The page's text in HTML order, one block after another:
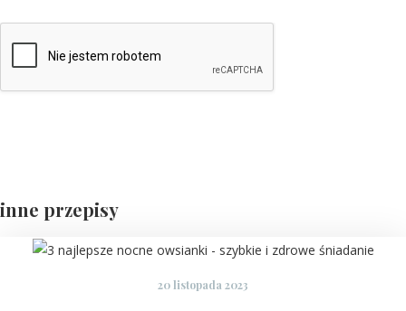
inne przepisy
20 listopada 2023